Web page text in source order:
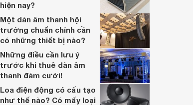
hiện nay?
Một dàn âm thanh hội
trường chuẩn chỉnh cần
có những thiết bị nào?
Những điều cần lưu ý
trước khi thuê dàn âm
thanh đám cưới!
Loa điện động có cấu tạo
như thế nào? Có mấy loại